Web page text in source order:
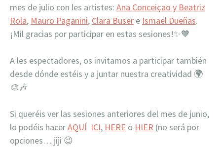
mes de julio con les artistes: Ana Conceiçao y Beatriz
Rola, Mauro Paganini, Clara Buser e Ismael Dueñas.
¡Mil gracias por participar en estas sesiones!✨🧡
A les espectadores, os invitamos a participar también
desde dónde estéis y a juntar nuestra creatividad 🌍
🎨🎶
Si queréis ver las sesiones anteriores del mes de junio,
lo podéis hacerAQUÍ ICI, HERE o HIER (no será por
opciones… jiji 😉